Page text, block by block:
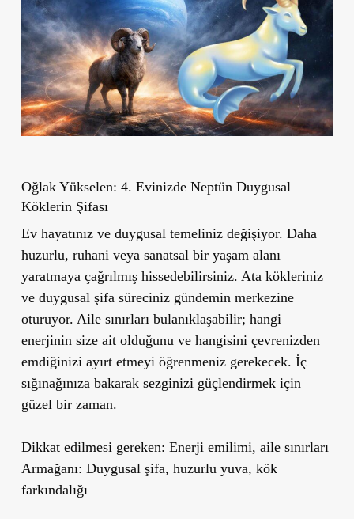
Oğlak Yükselen: 4. Evinizde Neptün Duygusal
Köklerin Şifası
Ev hayatınız ve duygusal temeliniz değişiyor. Daha
huzurlu, ruhani veya sanatsal bir yaşam alanı
yaratmaya çağrılmış hissedebilirsiniz. Ata kökleriniz
ve duygusal şifa süreciniz gündemin merkezine
oturuyor. Aile sınırları bulanıklaşabilir; hangi
enerjinin size ait olduğunu ve hangisini çevrenizden
emdiğinizi ayırt etmeyi öğrenmeniz gerekecek. İç
sığınağınıza bakarak sezginizi güçlendirmek için
güzel bir zaman.
Dikkat edilmesi gereken: Enerji emilimi, aile sınırları
Armağanı: Duygusal şifa, huzurlu yuva, kök
farkındalığı